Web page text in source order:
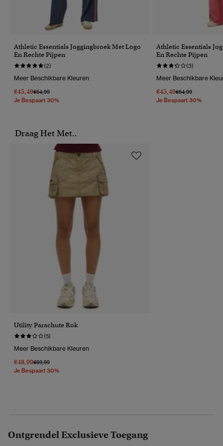
Athletic Essentials Joggingbroek Met Logo
En Rechte Pijpen
(2)
Meer Beschikbare Kleuren
€45,49Prijs Verlaagd Van
€64,99Naar
Je Bespaart 30%
Athletic Essentials
En Rechte Pijpen
(3)
Meer Beschikbare
€45,49Prijs Verlaagd Van
€64,99Naar
Je Bespaart 30%
Draag Het Met..
Utility Parachute Rok
(5)
Meer Beschikbare Kleuren
€48,99Prijs Verlaagd Van
€69,99Naar
Je Bespaart 30%
Ontgrendel Exclusieve Toegang